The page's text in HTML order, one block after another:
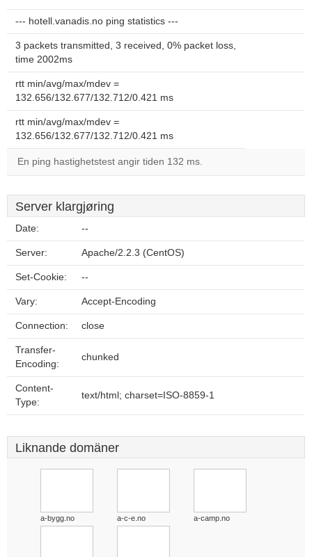
--- hotell.vanadis.no ping statistics ---
3 packets transmitted, 3 received, 0% packet loss,
time 2002ms
rtt min/avg/max/mdev =
132.656/132.677/132.712/0.421 ms
rtt min/avg/max/mdev =
132.656/132.677/132.712/0.421 ms
En ping hastighetstest angir tiden 132 ms.
Server klargjøring
Date: --
Server: Apache/2.2.3 (CentOS)
Set-Cookie: --
Vary: Accept-Encoding
Connection: close
Transfer-
Encoding:
chunked
Content-
Type:
text/html; charset=ISO-8859-1
Liknande domäner
a-bygg.no a-c-e.no a-camp.no